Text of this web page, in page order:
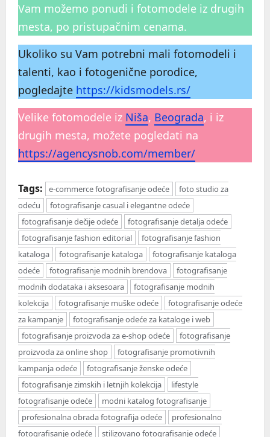
Vam možemo ponudi i fotomodele iz drugih
mesta, po pristupačnim cenama.
Ukoliko su Vam potrebni mali fotomodeli i
talenti, kao i fotogenične porodice,
pogledajte https://kidsmodels.rs/
Velike fotomodele iz Niša, Beograda, i iz
drugih mesta, možete pogledati na
https://agencysnob.com/member/
Tags: e-commerce fotografisanje odeće
foto studio za
odeću
fotografisanje casual i elegantne odeće
fotografisanje dečije odeće
fotografisanje detalja odeće
fotografisanje fashion editorial
fotografisanje fashion
kataloga
fotografisanje kataloga
fotografisanje kataloga
odeće
fotografisanje modnih brendova
fotografisanje
modnih dodataka i aksesoara
fotografisanje modnih
kolekcija
fotografisanje muške odeće
fotografisanje odeće
za kampanje
fotografisanje odeće za kataloge i web
fotografisanje proizvoda za e-shop odeće
fotografisanje
proizvoda za online shop
fotografisanje promotivnih
kampanja odeće
fotografisanje ženske odeće
fotografisanje zimskih i letnjih kolekcija
lifestyle
fotografisanje odeće
modni katalog fotografisanje
profesionalna obrada fotografija odeće
profesionalno
fotografisanje odeće
stilizovano fotografisanje odeće